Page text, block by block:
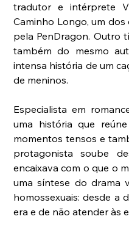
tradutor e intérprete
Caminho Longo, um
pela PenDragon. Outro
também do mesmo
intensa história de um
de meninos.
Especialista em
uma história que reúne
momentos tensos e
protagonista soube
encaixava com o que o
uma síntese do drama
homossexuais: desde a
era e de não atender às